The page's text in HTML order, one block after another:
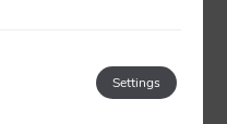
Settings